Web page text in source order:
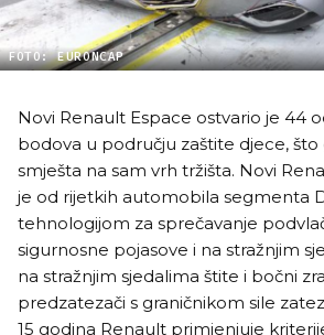
FOTO: EURONCAP
Novi Renault Espace ostvario je 44
bodova u području zaštite djece,
smješta na sam vrh tržišta. Novi
je od rijetkih automobila segmenta
tehnologijom za sprečavanje
sigurnosne pojasove i na stražnjim
na stražnjim sjedalima štite i bočni
predzatezači s graničnikom sile
15 godina Renault primjenjuje